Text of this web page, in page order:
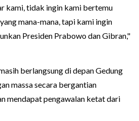
kami, tidak ingin kami bertemu
mana-mana, tapi kami ingin
Presiden Prabowo dan Gibran,"
berlangsung di depan Gedung
massa secara bergantian
mendapat pengawalan ketat dari